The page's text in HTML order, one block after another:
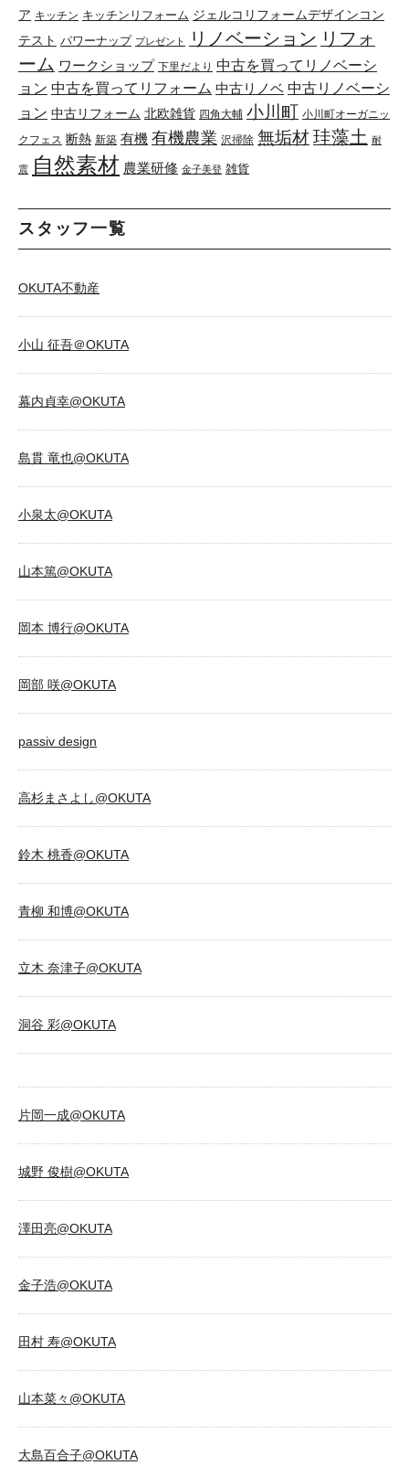
ア キッチン キッチンリフォーム ジェルコリフォームデザインコン
テスト パワーナップ プレゼント リノベーション リフォ
ーム ワークショップ 下里だより 中古を買ってリノベーシ
ョン 中古を買ってリフォーム 中古リノベ 中古リノベーシ
ョン 中古リフォーム 北欧雑貨 四角大輔 小川町 小川町オーガニッ
クフェス 断熱 新築 有機 有機農業 沢掃除 無垢材珪藻土 耐
震 自然素材 農業研修 金子美登 雑貨
スタッフ一覧
OKUTA不動産
小山 征吾＠OKUTA
幕内貞幸@OKUTA
島貫 竜也@OKUTA
小泉太@OKUTA
山本篤@OKUTA
岡本 博行@OKUTA
岡部 咲@OKUTA
passiv design
高杉まさよし@OKUTA
鈴木 桃香@OKUTA
青柳 和博@OKUTA
立木 奈津子@OKUTA
洞谷 彩@OKUTA
片岡一成@OKUTA
城野 俊樹@OKUTA
澤田亮@OKUTA
金子浩@OKUTA
田村 寿@OKUTA
山本菜々@OKUTA
大島百合子@OKUTA